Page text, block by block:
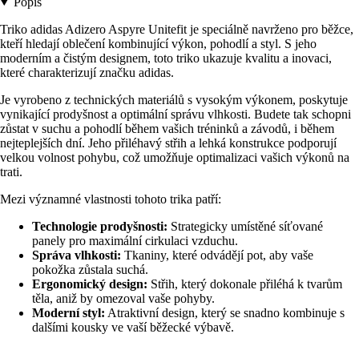
Triko adidas Adizero Aspyre Unitefit je speciálně navrženo pro běžce,
kteří hledají oblečení kombinující výkon, pohodlí a styl. S jeho
moderním a čistým designem, toto triko ukazuje kvalitu a inovaci,
které charakterizují značku adidas.
Je vyrobeno z technických materiálů s vysokým výkonem, poskytuje
vynikající prodyšnost a optimální správu vlhkosti. Budete tak schopni
zůstat v suchu a pohodlí během vašich tréninků a závodů, i během
nejteplejších dní. Jeho přiléhavý střih a lehká konstrukce podporují
velkou volnost pohybu, což umožňuje optimalizaci vašich výkonů na
trati.
Mezi významné vlastnosti tohoto trika patří:
Technologie prodyšnosti: Strategicky umístěné síťované
panely pro maximální cirkulaci vzduchu.
Správa vlhkosti: Tkaniny, které odvádějí pot, aby vaše
pokožka zůstala suchá.
Ergonomický design: Střih, který dokonale přiléhá k tvarům
těla, aniž by omezoval vaše pohyby.
Moderní styl: Atraktivní design, který se snadno kombinuje s
dalšími kousky ve vaší běžecké výbavě.